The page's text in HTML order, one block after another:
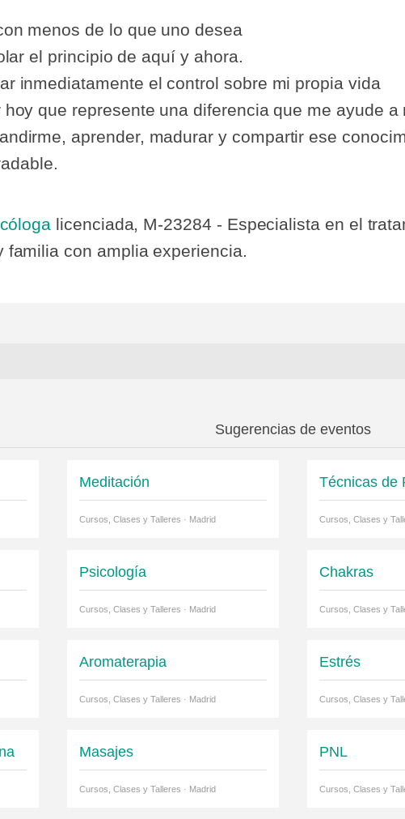
menos de lo que uno desea
el principio de aquí y ahora.
inmediatamente el control sobre mi propia vida
hoy que represente una diferencia que me ayude
aprender, madurar y compartir ese
licenciada, M-23284 - Especialista en el
con amplia experiencia.
Sugerencias de eventos
Meditación
Cursos, Clases y Talleres · Madrid
Técnicas de
Cursos, Clases y
Psicología
Cursos, Clases y Talleres · Madrid
Chakras
Cursos, Clases y
Aromaterapia
Cursos, Clases y Talleres · Madrid
Estrés
Cursos, Clases y
Masajes
Cursos, Clases y Talleres · Madrid
PNL
Cursos, Clases y